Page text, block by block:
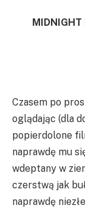
MIDNIGHT
Czasem po
oglądając (dla
popierdolone
naprawdę mu
wdeptany w
czerstwą jak
naprawdę